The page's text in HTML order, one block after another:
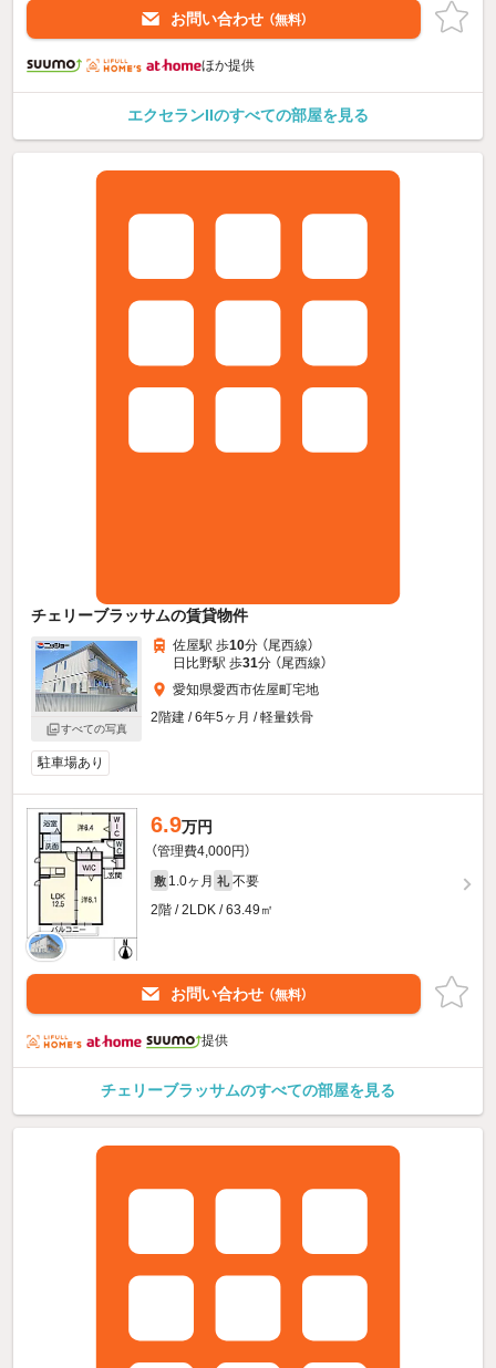
お問い合わせ （無料）
ほか提供
エクセランIIのすべての部屋を見る
チェリーブラッサムの賃貸物件
すべての写真
佐屋駅 歩10分 （尾西線）
日比野駅 歩31分 （尾西線）
愛知県愛西市佐屋町宅地
2階建 / 6年5ヶ月 / 軽量鉄骨
駐車場あり
6.9万円
（管理費4,000円）
敷 1.0ヶ月 礼 不要
2階 / 2LDK / 63.49㎡
お問い合わせ （無料）
提供
チェリーブラッサムのすべての部屋を見る